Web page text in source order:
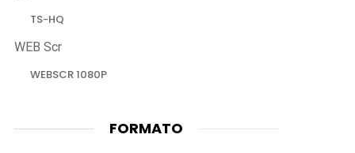
TS-HQ
WEB Scr
WEBSCR 1080P
FORMATO